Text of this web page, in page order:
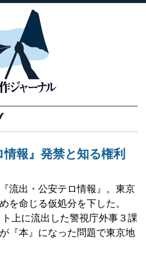
報』発禁と知る権利
流出・公安テロ情報』。東京
を命じる仮処分を下した。
上に流出した警視庁外事３課
『本』になった問題で東京地